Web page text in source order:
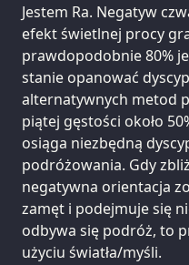
Jestem Ra. Negatyw
efekt świetlnej procy
prawdopodobnie 80%
stanie opanować
alternatywnych metod
piątej gęstości około
osiąga niezbędną
podróżowania. Gdy
negatywna orientacja
zamęt i podejmuje się
odbywa się podróż, to
użyciu światła/myśli.